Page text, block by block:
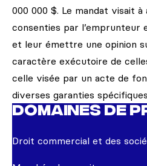
000 000 $. Le mandat visait
consenties par
et leur émettre une opinion
caractère exécutoire de
celle visée par un acte de
diverses garanties
Domaines de
Droit commercial et des